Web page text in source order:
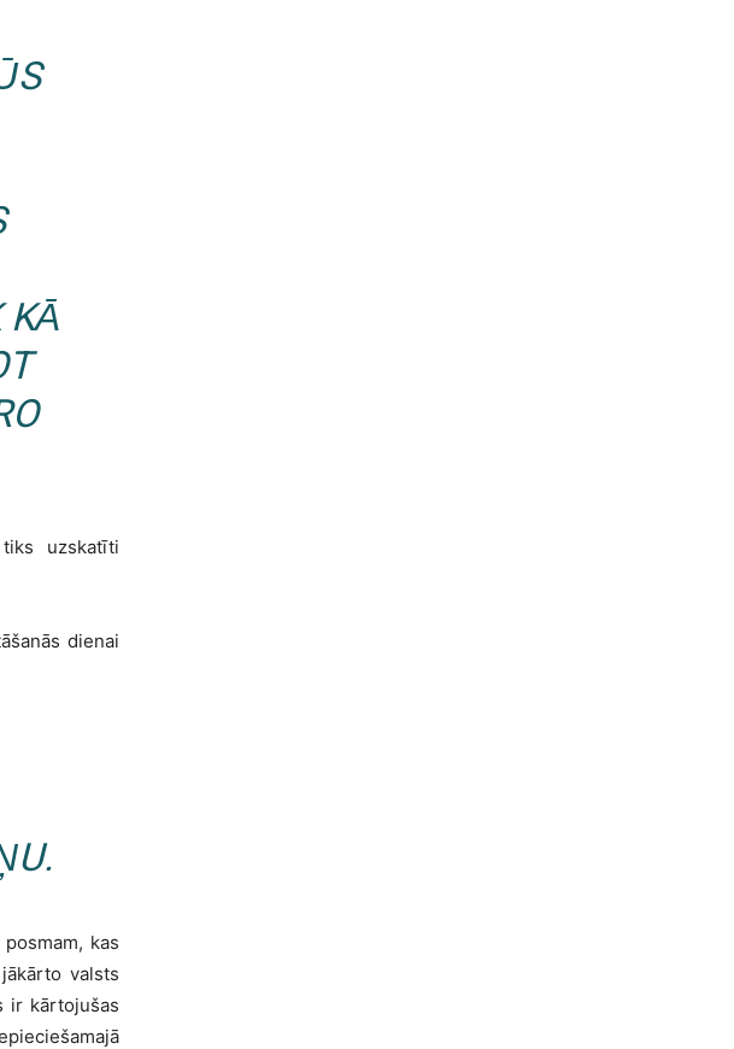
KĀ
uzskatīti
dienai
kas
valsts
ir kārtojušas